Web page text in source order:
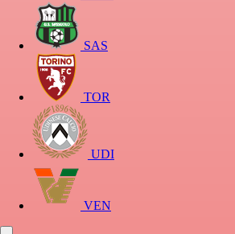
SAS
TOR
UDI
VEN